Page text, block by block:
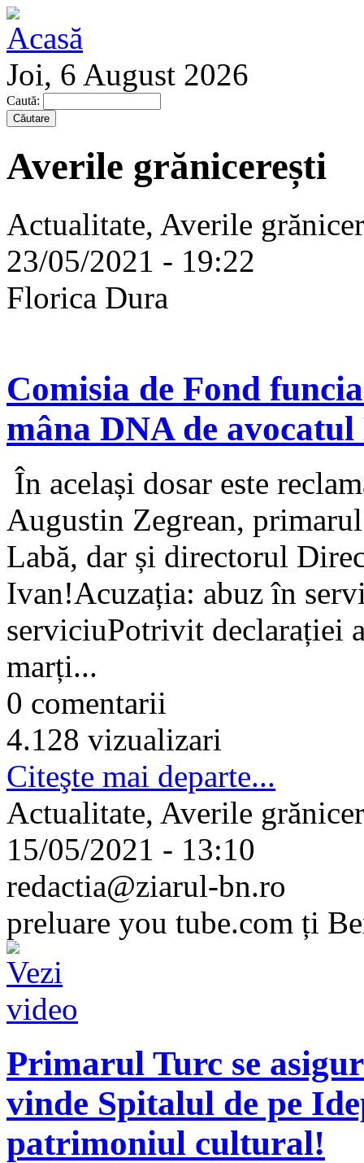
Joi, 6 August 2026
Caută:
Averile grănicerești
Actualitate, Averile
23/05/2021 - 19:22
Florica Dura
Comisia de Fond
mâna DNA de
În același dosar este
Augustin Zegrean,
Labă, dar și directorul
Ivan!Acuzația: abuz în
serviciuPotrivit declarației
marți...
0 comentarii
4.128 vizualizari
Citeşte mai departe...
Actualitate, Averile
15/05/2021 - 13:10
redactia@ziarul-bn.ro
preluare you tube.com ți
Primarul Turc se
vinde Spitalul de pe
patrimoniul cultural!